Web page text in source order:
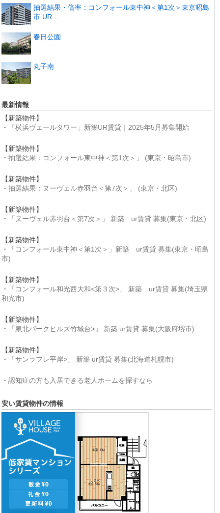
抽選結果・倍率：コンフォール東中神＜第1次＞東京昭島
市 UR...
春日公園
丸子南
最新情報
【新築物件】
・
「横浜ヴェールタワー」新築UR賃貸｜2025年5月募集開始
【新築物件】
・ 抽選結果：コンフォール東中神＜第1次＞」 (東京・昭島市)
【新築物件】
・ 抽選結果：ヌーヴェル赤羽台＜第7次＞」 (東京・北区)
【新築物件】
・
「ヌーヴェル赤羽台＜第7次＞」 新築 ur賃貸 募集(東京・北区)
【新築物件】
・
「コンフォール東中神＜第1次＞」新築 ur賃貸 募集(東京・昭島
市)
【新築物件】
・
「コンフォール和光西大和<第３次>」 新築 ur賃貸 募集(埼玉県
和光市)
【新築物件】
・
「泉北パークヒルズ竹城台>」 新築 ur賃貸 募集(大阪府堺市)
【新築物件】
・
「サンラフレ平岸>」 新築 ur賃貸 募集(北海道札幌市)
・ 認知症の方も入居できる老人ホームを探すなら
安い賃貸物件の情報